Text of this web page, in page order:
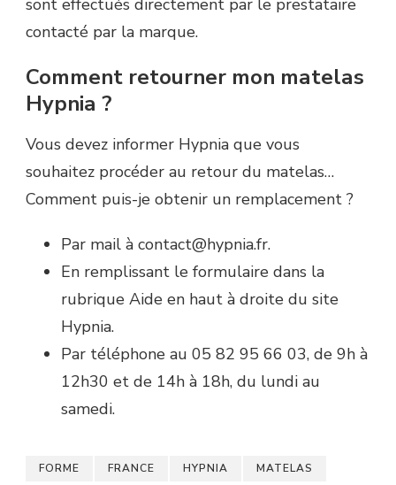
sont effectués directement par le prestataire
contacté par la marque.
Comment retourner mon matelas
Hypnia ?
Vous devez informer Hypnia que vous
souhaitez procéder au retour du matelas…
Comment puis-je obtenir un remplacement ?
Par mail à contact@hypnia.fr.
En remplissant le formulaire dans la
rubrique Aide en haut à droite du site
Hypnia.
Par téléphone au 05 82 95 66 03, de 9h à
12h30 et de 14h à 18h, du lundi au
samedi.
FORME FRANCE HYPNIA MATELAS